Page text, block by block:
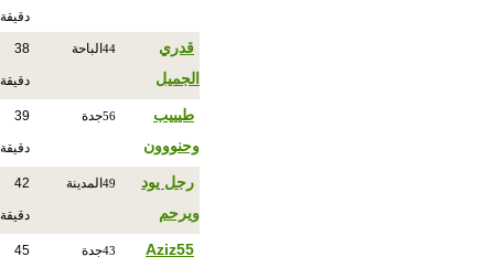
دقيقة
قدري
الجميل
44 الباحة 38
دقيقة
طيييب
وحنووون
56جدة 39
دقيقة
رجل يود
ويرحم
49 المدينة 42
دقيقة
Aziz55
43جدة 45